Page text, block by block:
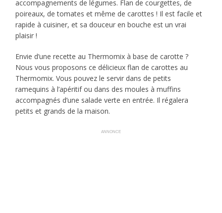
accompagnements de légumes. Flan de courgettes, de
poireaux, de tomates et même de carottes ! Il est facile et
rapide à cuisiner, et sa douceur en bouche est un vrai
plaisir !
Envie d’une recette au Thermomix à base de carotte ?
Nous vous proposons ce délicieux flan de carottes au
Thermomix. Vous pouvez le servir dans de petits
ramequins à l’apéritif ou dans des moules à muffins
accompagnés d’une salade verte en entrée. Il régalera
petits et grands de la maison.
ANNONCE